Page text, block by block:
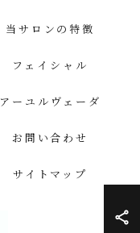
当サロンの特徴
フェイシャル
アーユルヴェーダ
お問い合わせ
サイトマップ